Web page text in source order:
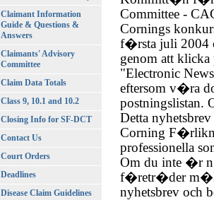
Claimant Information
Guide & Questions &
Answers
Claimants' Advisory
Committee
Claim Data Totals
Class 9, 10.1 and 10.2
Closing Info for SF-DCT
Contact Us
Court Orders
Deadlines
Disease Claim Guidelines
Committee -
Cornings
f�rsta juli
genom att
"Electronic
eftersom v�ra
postningslistan.
Detta
Corning
professionella
Om du inte �r
f�retr�der
nyhetsbrev och